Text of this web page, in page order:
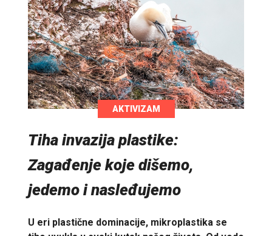
AKTIVIZAM
Tiha invazija plastike:
Zagađenje koje dišemo,
jedemo i nasleđujemo
U eri plastične dominacije, mikroplastika se